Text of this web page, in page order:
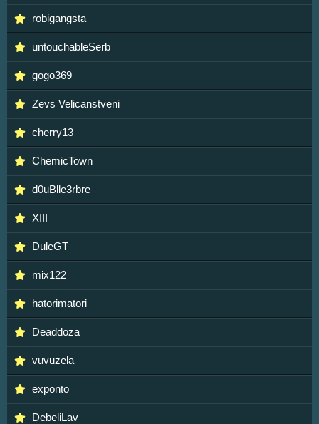
robigangsta
untouchableSerb
gogo369
Zevs Velicanstveni
cherry13
ChemicTown
d0uBlle3rbre
XIII
DuleGT
mix122
hatorimatori
Deaddoza
vuvuzela
exponto
DebeliLav